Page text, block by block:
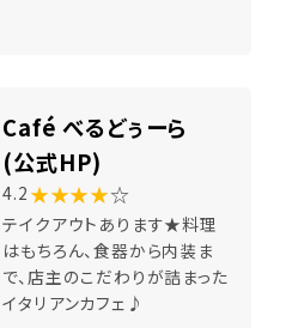
Café べるどぅーら
(公式HP)
4.2 ★★★★☆
テイクアウトあります★料理
はもちろん、食器から内装ま
で、店主のこだわりが詰まった
イタリアンカフェ♪